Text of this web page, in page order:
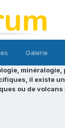
Galerie
il existe
ou de